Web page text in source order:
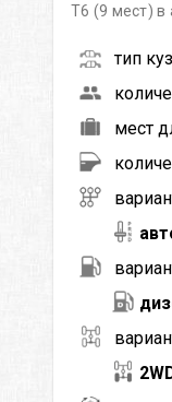
T6 (9 мест) в
тип
мест